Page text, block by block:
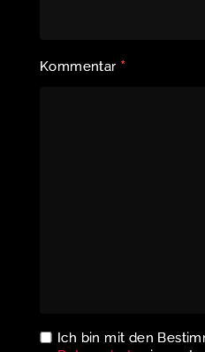
Kommentar *
Ich bin mit den